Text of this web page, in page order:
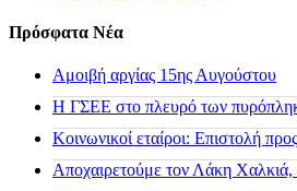
Πρόσφατα Νέα
Αμοιβή αργίας 15ης Αυγούστου
H ΓΣΕΕ στο πλευρό των
Κοινωνικοί εταίροι: Επιστολή
Αποχαιρετούμε τον Λάκη Χαλκιά,